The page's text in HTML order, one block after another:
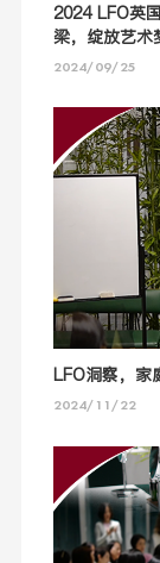
2024 LFO英
梁，绽放艺术
2024/09/25
LFO洞察，家
2024/11/22